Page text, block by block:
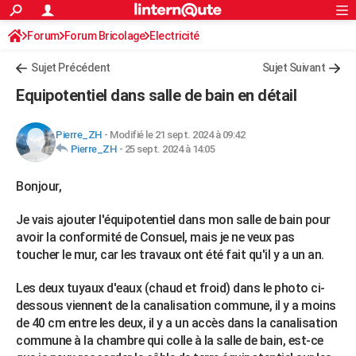
ACTUALITÉS
Politique
Société
Faits Divers
Education
Monde
Villes
+
Retraite
Impôts
Epargne
Immobilier
Risques naturels par ville
Banque
Assurance
Crédit
AUTO
HIGH-TECH
BRICOLAGE
Forum
Aménagement intérieur
Extérieur
Cuisine
Salle de bains
Jardinage
Rangement
WEEK-END
Art de vivre
Bien-être
Loisirs
Mode
Modes de vie
SANTE
Alimentation
Guide de la santé
Maladies
Médicaments
Sommeil
VOYAGE
S'inscrire
Connexion
Forum Forum Bricolage Electricité
Sujet Précédent Sujet Suivant
Equipotentiel dans salle de bain en détail
Pierre_ZH - Modifié le 21 sept. 2024 à 09:42
Pierre_ZH - 25 sept. 2024 à 14:05
Bonjour,
Je vais ajouter l'équipotentiel dans mon salle de bain pour
avoir la conformité de Consuel, mais je ne veux pas
toucher le mur, car les travaux ont été fait qu'il y a un an.
Les deux tuyaux d'eaux (chaud et froid) dans le photo ci-
dessous viennent de la canalisation commune, il y a moins
de 40 cm entre les deux, il y a un accès dans la canalisation
commune à la chambre qui colle à la salle de bain, est-ce